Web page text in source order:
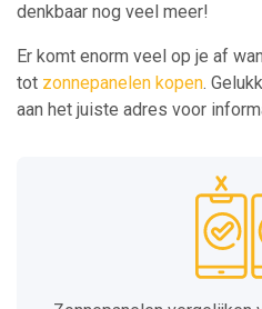
denkbaar nog veel meer!
Er komt enorm veel op je af
tot zonnepanelen kopen.
aan het juiste adres voor